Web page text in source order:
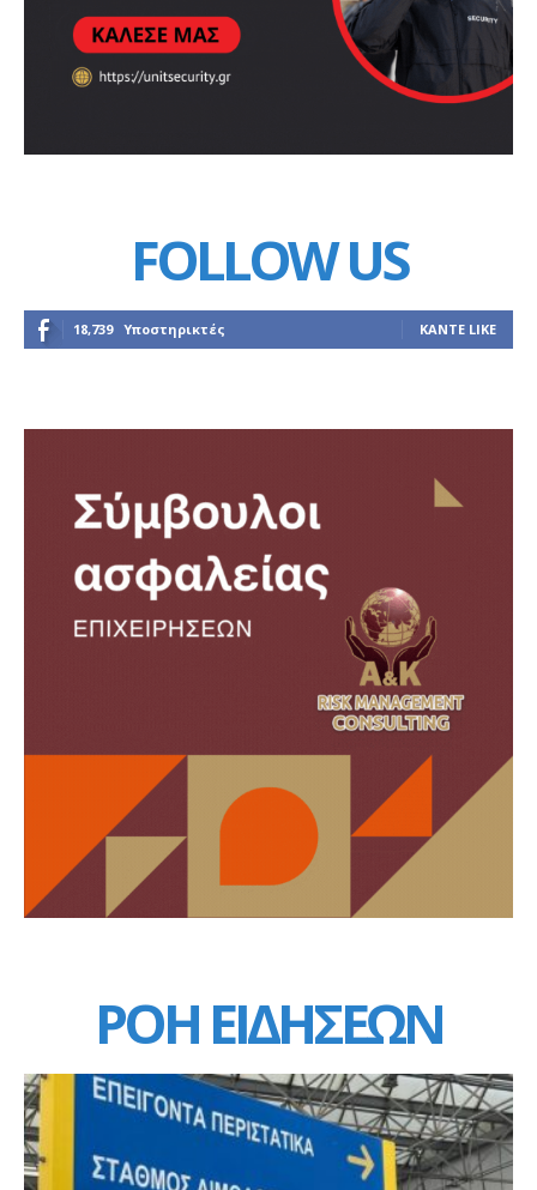
FOLLOW US
18,739 Υποστηρικτές ΚΆΝΤΕ LIKE
ΡΟΗ ΕΙΔΗΣΕΩΝ